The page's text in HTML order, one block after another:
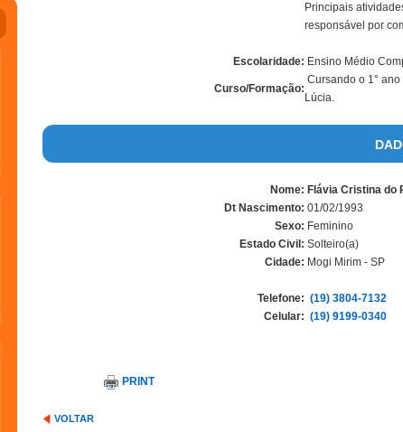
Principais
responsável por
Escolaridade: Ensino Médio
Curso/Formação:
Cursando o 1°
Lúcia.
Nome: Flávia Cristina do
Dt Nascimento: 01/02/1993
Sexo: Feminino
Estado Civil: Solteiro(a)
Cidade: Mogi Mirim - SP
Telefone: (19) 3804-7132
Celular: (19) 9199-0340
PRINT
VOLTAR